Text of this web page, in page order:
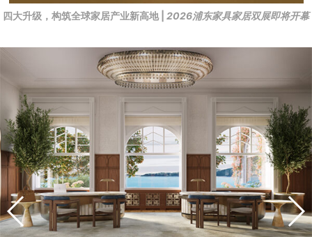
四大升级，构筑全球家居产业新高地 | 2026浦东家具家居双展即将开幕